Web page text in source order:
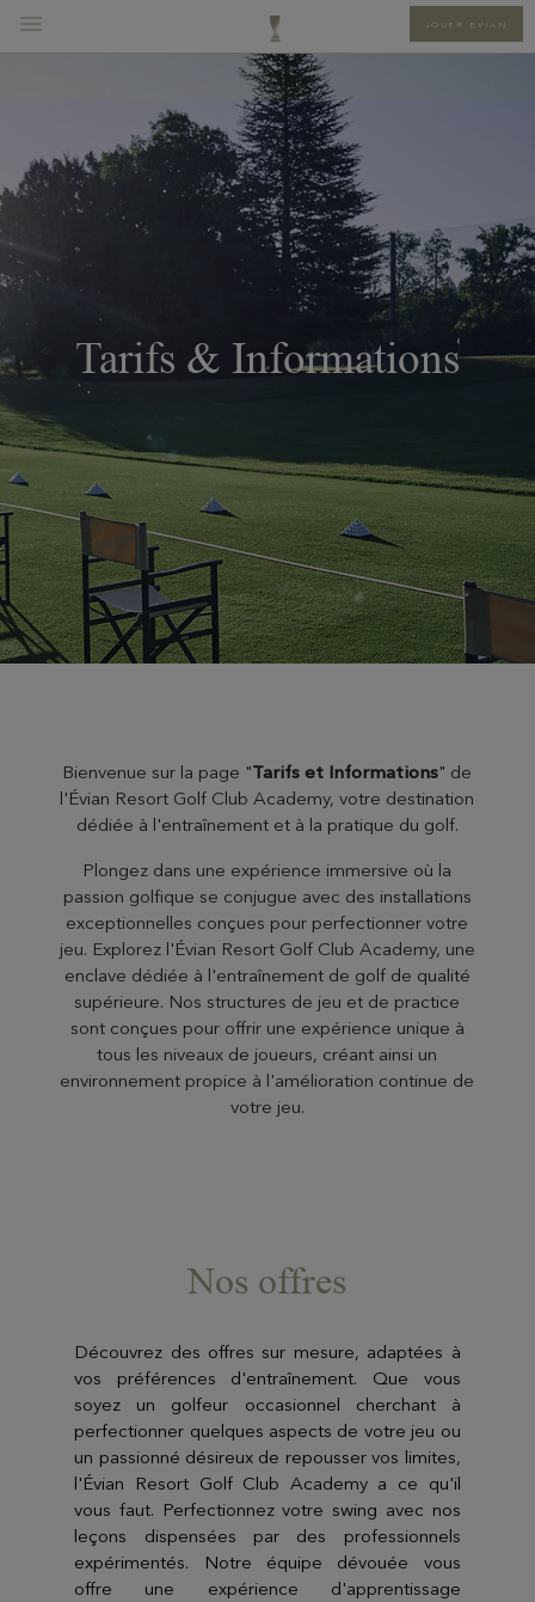
JOUER EVIAN
Tarifs & Informations
Bienvenue sur la page "Tarifs et Informations" de
l'Évian Resort Golf Club Academy, votre destination
dédiée à l'entraînement et à la pratique du golf.
Plongez dans une expérience immersive où la
passion golfique se conjugue avec des installations
exceptionnelles conçues pour perfectionner votre
jeu. Explorez l'Évian Resort Golf Club Academy, une
enclave dédiée à l'entraînement de golf de qualité
supérieure. Nos structures de jeu et de practice
sont conçues pour offrir une expérience unique à
tous les niveaux de joueurs, créant ainsi un
environnement propice à l'amélioration continue de
votre jeu.
Nos offres
Découvrez des offres sur mesure, adaptées à
vos préférences d'entraînement. Que vous
soyez un golfeur occasionnel cherchant à
perfectionner quelques aspects de votre jeu ou
un passionné désireux de repousser vos limites,
l'Évian Resort Golf Club Academy a ce qu'il
vous faut. Perfectionnez votre swing avec nos
leçons dispensées par des professionnels
expérimentés. Notre équipe dévouée vous
offre une expérience d'apprentissage